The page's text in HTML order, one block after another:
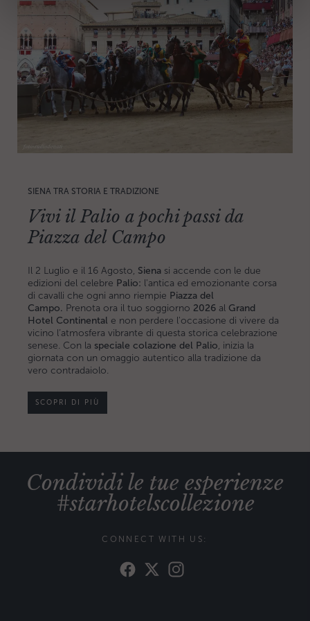
SIENA TRA STORIA E TRADIZIONE
Vivi il Palio a pochi passi da
Piazza del Campo
Il 2 Luglio e il 16 Agosto, Siena si accende con le due
edizioni del celebre Palio: l'antica ed emozionante corsa
di cavalli che ogni anno riempie Piazza del
Campo. Prenota ora il tuo soggiorno 2026 al Grand
Hotel Continental e non perdere l'occasione di vivere da
vicino l’atmosfera vibrante di questa storica celebrazione
senese. Con la speciale colazione del Palio, inizia la
giornata con un omaggio autentico alla tradizione da
vero contradaiolo.
SCOPRI DI PIÙ
Condividi le tue esperienze
#starhotelscollezione
CONNECT WITH US: